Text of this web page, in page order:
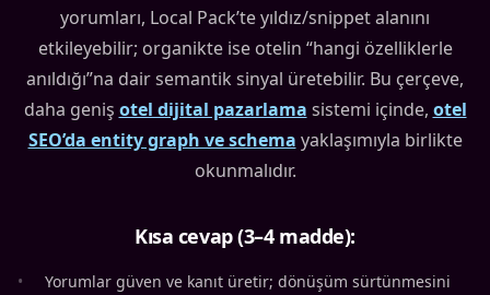
yorumları, Local Pack’te yıldız/snippet alanını
etkileyebilir; organikte ise otelin “hangi özelliklerle
anıldığı”na dair semantik sinyal üretebilir. Bu çerçeve,
daha geniş otel dijital pazarlama sistemi içinde, otel
SEO’da entity graph ve schema yaklaşımıyla birlikte
okunmalıdır.
Kısa cevap (3–4 madde):
•
Yorumlar güven ve kanıt üretir; dönüşüm sürtünmesini